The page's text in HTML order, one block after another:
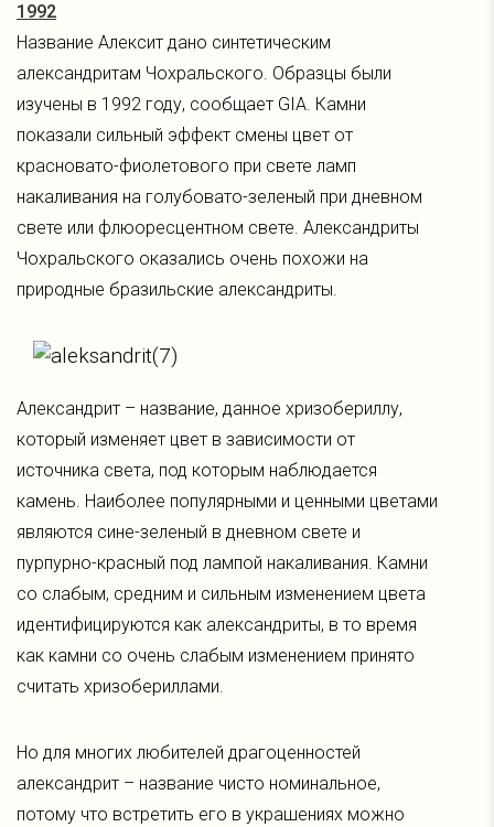
1992
Название Алексит дано синтетическим
александритам Чохральского. Образцы были
изучены в 1992 году, сообщает GIA. Камни
показали сильный эффект смены цвет от
красновато-фиолетового при свете ламп
накаливания на голубовато-зеленый при дневном
свете или флюоресцентном свете. Александриты
Чохральского оказались очень похожи на
природные бразильские александриты.
Александрит – название, данное хризобериллу,
который изменяет цвет в зависимости от
источника света, под которым наблюдается
камень. Наиболее популярными и ценными цветами
являются сине-зеленый в дневном свете и
пурпурно-красный под лампой накаливания. Камни
со слабым, средним и сильным изменением цвета
идентифицируются как александриты, в то время
как камни со очень слабым изменением принято
считать хризобериллами.
Но для многих любителей драгоценностей
александрит – название чисто номинальное,
потому что встретить его в украшениях можно